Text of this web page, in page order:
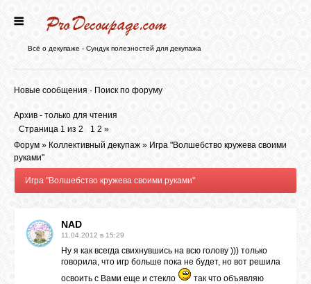
БЛОГ
ФОРУМ
Всё о декупаже - Сундук полезностей для декупажа
Новые сообщения · Поиск по форуму
Архив - только для чтения
Страница 1 из 2 1 2 »
Форум » Коллективный декупаж » Игра "Волшебство кружева своими
руками"
Игра "Волшебство кружева своими руками"
NAD
11.04.2012 в 15:29
Ну я как всегда свихнувшись на всю голову ))) только
говорила, что игр больше пока не будет, но вот решила
освоить с Вами еще и стекло
так что объявляю